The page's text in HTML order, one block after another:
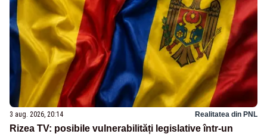
3 aug. 2026, 20:14 Realitatea din PNL
Rizea TV: posibile vulnerabilități legislative într-un